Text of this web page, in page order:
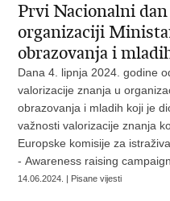
Prvi Nacionalni
organizaciji
obrazovanja i
Dana 4. lipnja 2024. godine
valorizacije znanja u
obrazovanja i mladih koji je
važnosti valorizacije znanja
Europske komisije za
- Αwareness raising
14.06.2024. | Pisane vijesti